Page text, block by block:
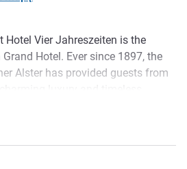
Hotel Vier Jahreszeiten is the
Hotel. Ever since 1897, the
Alster has provided guests from
sights, a number of shopping